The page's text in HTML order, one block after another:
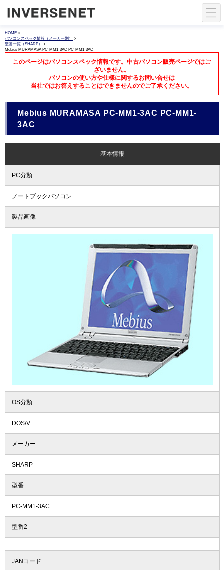
HOME >
パソコンスペック情報（メーカー別）
>
型番一覧（SHARP）
>
Mebius MURAMASA PC-MM1-3AC PC-MM1-3AC
このページはパソコンスペック情報です。中古パソコン販売ページではご
ざいません。
パソコンの使い方や仕様に関するお問い合せは
当社ではお答えすることはできませんのでご了承ください。
Mebius MURAMASA PC-MM1-3AC PC-MM1-
3AC
基本情報
PC分類
ノートブックパソコン
製品画像
OS分類
DOS/V
メーカー
SHARP
型番
PC-MM1-3AC
型番2
JANコード